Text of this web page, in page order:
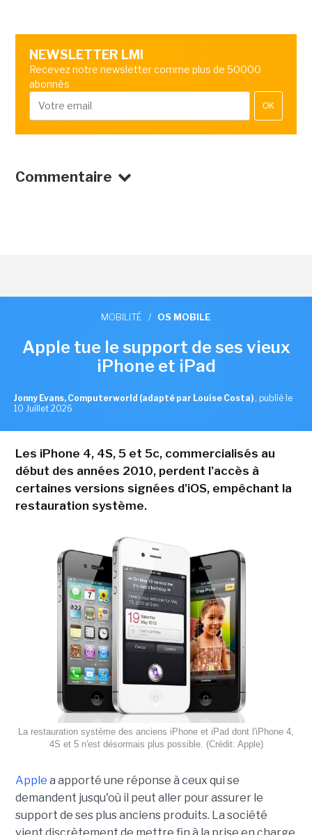
NEWSLETTER LMI
Recevez notre newsletter comme plus de 50000
abonnés
OK
Commentaire
MOBILITÉ / OS MOBILE
Apple tue le support de ses vieux
iPhone et iPad
Jonny Evans, Computerworld (adapté par Louise Costa) , publié le
10 Juillet 2026
Les iPhone 4, 4S, 5 et 5c, commercialisés au
début des années 2010, perdent l'accès à
certaines versions signées d'iOS, empêchant la
restauration système.
La restauration système des anciens iPhone et iPad dont l'iPhone 4,
4S et 5 n'est désormais plus possible. (Crédit: Apple)
Apple a apporté une réponse à ceux qui se
demandent jusqu'où il peut aller pour assurer le
support de ses plus anciens produits. La société